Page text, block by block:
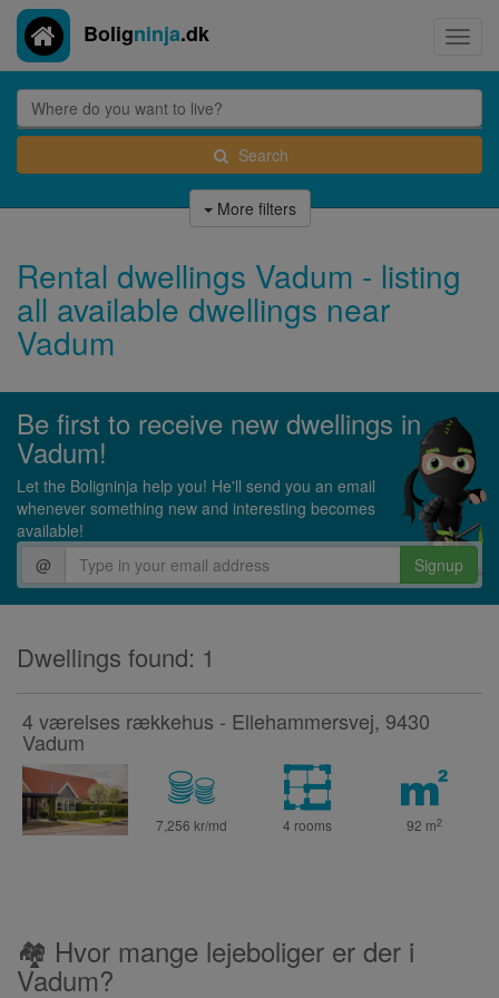
Boligninja.dk
Search
More filters
Rental dwellings Vadum - listing
all available dwellings near
Vadum
Be first to receive new dwellings in
Vadum!
Let the Boligninja help you! He'll send you an email
whenever something new and interesting becomes
available!
@
Signup
Dwellings found: 1
4 værelses rækkehus - Ellehammersvej, 9430
Vadum
7,256 kr/md 4 rooms 92 m2
🏘 Hvor mange lejeboliger er der i
Vadum?